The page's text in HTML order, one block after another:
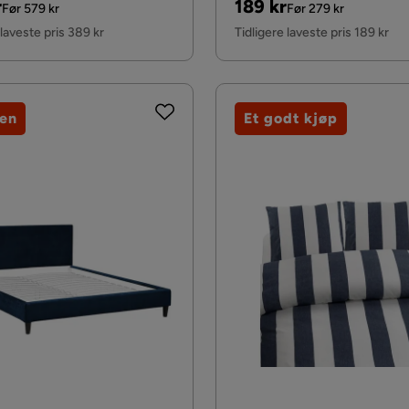
Før 579 kr
pris 389 kr
Pris
189 kr
Original
Pris
Før 279 kr
Tidligere laveste pris 189 kr
Et godt kjøp